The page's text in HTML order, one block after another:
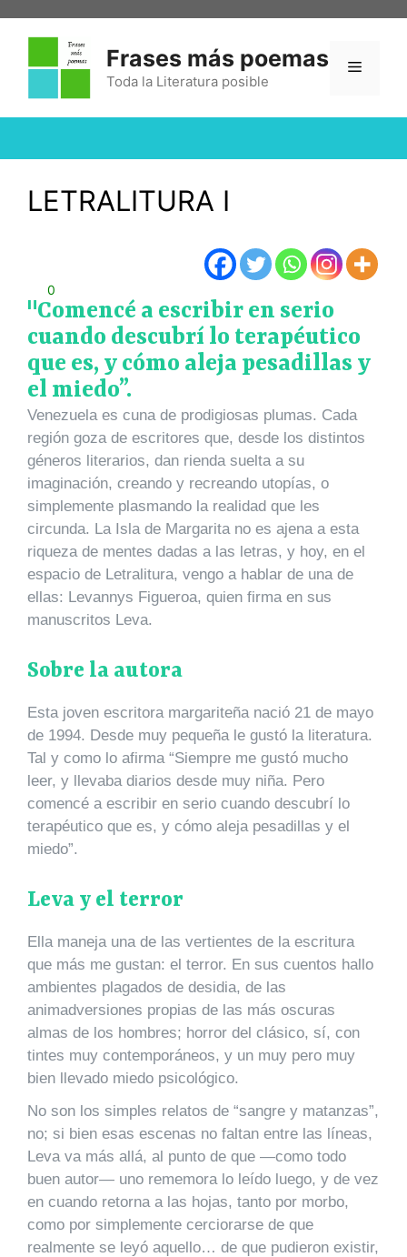
Frases más poemas
Toda la Literatura posible
LETRALITURA I
0
"Comencé a escribir en serio
cuando descubrí lo terapéutico
que es, y cómo aleja pesadillas y
el miedo”.
Venezuela es cuna de prodigiosas plumas. Cada
región goza de escritores que, desde los distintos
géneros literarios, dan rienda suelta a su
imaginación, creando y recreando utopías, o
simplemente plasmando la realidad que les
circunda. La Isla de Margarita no es ajena a esta
riqueza de mentes dadas a las letras, y hoy, en el
espacio de Letralitura, vengo a hablar de una de
ellas: Levannys Figueroa, quien firma en sus
manuscritos Leva.
Sobre la autora
Esta joven escritora margariteña nació 21 de mayo
de 1994. Desde muy pequeña le gustó la literatura.
Tal y como lo afirma “Siempre me gustó mucho
leer, y llevaba diarios desde muy niña. Pero
comencé a escribir en serio cuando descubrí lo
terapéutico que es, y cómo aleja pesadillas y el
miedo”.
Leva y el terror
Ella maneja una de las vertientes de la escritura
que más me gustan: el terror. En sus cuentos hallo
ambientes plagados de desidia, de las
animadversiones propias de las más oscuras
almas de los hombres; horror del clásico, sí, con
tintes muy contemporáneos, y un muy pero muy
bien llevado miedo psicológico.
No son los simples relatos de “sangre y matanzas”,
no; si bien esas escenas no faltan entre las líneas,
Leva va más allá, al punto de que —como todo
buen autor— uno rememora lo leído luego, y de vez
en cuando retorna a las hojas, tanto por morbo,
como por simplemente cerciorarse de que
realmente se leyó aquello… de que pudieron existir,